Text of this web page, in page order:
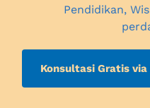
Pendidikan,
Konsultasi Gratis